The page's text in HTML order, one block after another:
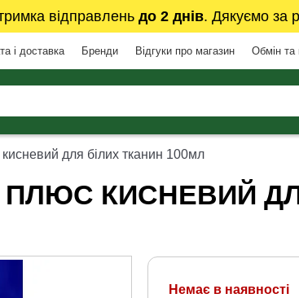
відправлень до 2 днів. Дякуємо за
і доставка Бренди Відгуки про магазин Обмін та
для білих тканин 100мл
ПЛЮС КИСНЕВИЙ
Немає в наявності